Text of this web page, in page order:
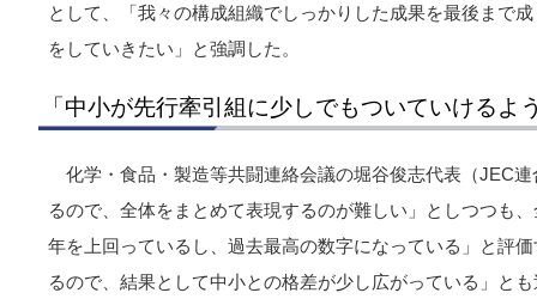
として、「我々の構成組織でしっかりした成果を最後まで
をしていきたい」と強調した。
「中小が先行牽引組に少しでもついていけるよ
化学・食品・製造等共闘連絡会議の堀谷俊志代表（JEC
るので、全体をまとめて表現するのが難しい」としつつも
年を上回っているし、過去最高の数字になっている」と評
るので、結果として中小との格差が少し広がっている」と